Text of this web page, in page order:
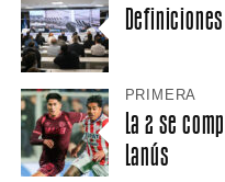
PRIMERA
La 2 se
Lanús